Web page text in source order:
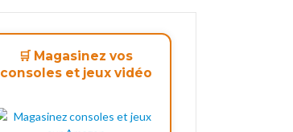
🛒 Magasinez vos
consoles et jeux vidéo